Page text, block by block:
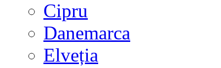
Cipru
Danemarca
Elveția